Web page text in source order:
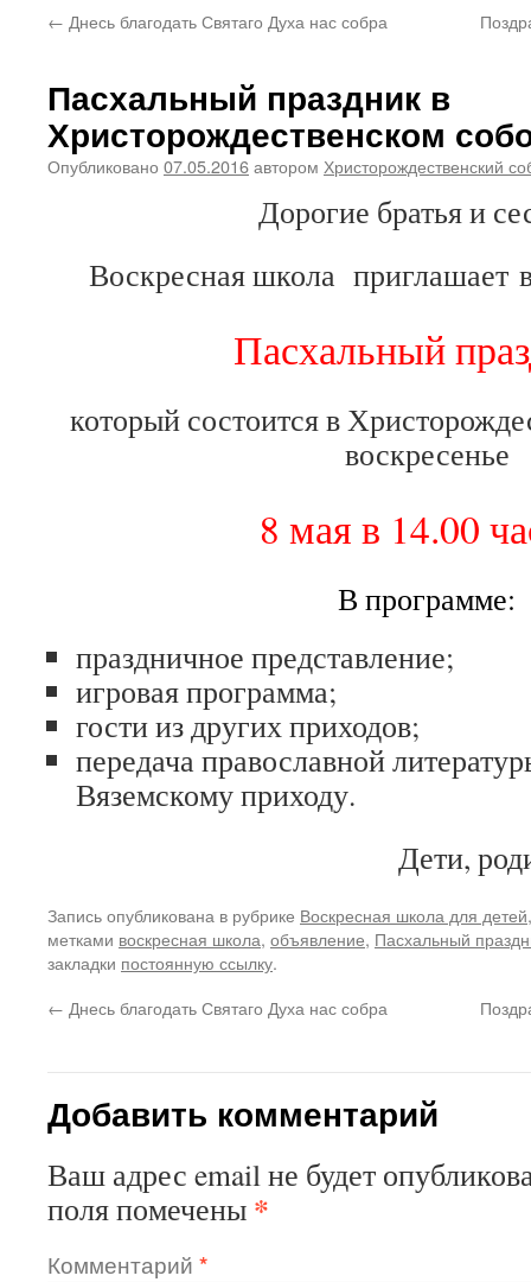
← Днесь благодать Святаго Духа нас собра
Пасхальный праздник в
Христорождественском
Опубликовано 07.05.2016автором Христорождественский
Дорогие братья и
Воскресная школа приглашает
Пасхальный
который состоится в
воскресенье
8 мая в 14.00
В программе:
праздничное представление;
игровая программа;
гости из других приходов;
передача православной
Вяземскому приходу.
Дети,
Запись опубликована в рубрике Воскресная школа для детей
метками воскресная школа, объявление, Пасхальный
закладки постоянную ссылку.
← Днесь благодать Святаго Духа нас собра
Добавить комментарий
Ваш адрес email не будет
поля помечены *
Комментарий *